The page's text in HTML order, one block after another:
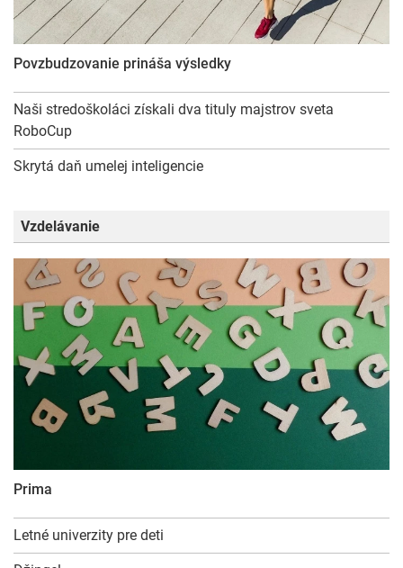
Povzbudzovanie prináša výsledky
Naši stredoškoláci získali dva tituly majstrov sveta
RoboCup
Skrytá daň umelej inteligencie
Vzdelávanie
Prima
Letné univerzity pre deti